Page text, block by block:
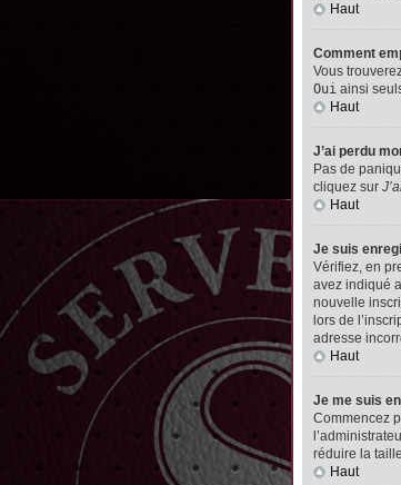
Haut
Comment
Vous
Oui ainsi
Haut
J’ai perdu
Pas de
cliquez sur
Haut
Je suis
Vérifiez, en
avez indiqué
nouvelle
lors de
adresse
Haut
Je me suis
Commencez
réduire la
Haut